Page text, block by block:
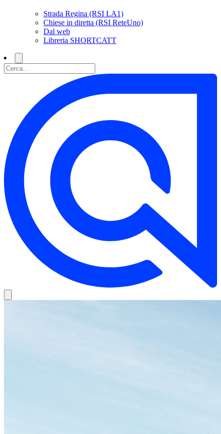
Strada Regina (RSI LA1)
Chiese in diretta (RSI ReteUno)
Dal web
Libreria SHORTCATT